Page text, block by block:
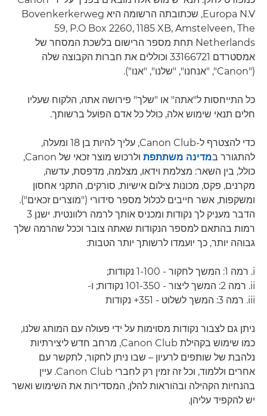
Europa N.V, שכתובתה הרשומה היא Bovenkerkerweg
59, P.O Box 2260, 1185 XB, Amstelveen, The
Netherlands תחת מספר הרישום בלשכת המסחר של
אמסטרדם 33166721 וכוללים את חברות הקבוצה שלה
("Canon", "אנחנו", "שלנו", "אנו").
כל התייחסות ל"אתה" או "שלך" פירושה אתה, הלקוח שעליו
חלים תנאי שימוש אלה, כולל כל אדם הפועל ברשותך.
כדי להצטרף ל-Canon Club, עליך להיות בן 18 ומעלה,
להתגורר במדינה משתתפת
ולרכוש מוצר זכאי של Canon,
כולל, בין השאר: מצלמת וידאו, מצלמה, מדפסת, עדשה,
מקרנים, פקס, מכונות צילום אישיות, סורקים, התקני אחסון
ומשקפות, אשר חייבים לכלול מספר סידורי ("מוצרים זכאים").
הדבר מעניק לך נקודות ומכניס אותך לרמה רלוונטית. ישנן 3
רמות בהתאם למספר הנקודות שאתה צובר וככל שהרמה שלך
גבוהה יותר, כך יועמדו לרשותך יותר הטבות:
i. רמה 1: המשך לחקור - 1-100 נקודות;
ii. רמה 2: המשך ליצור - 101-350 נקודות; ו-
iii. רמה 3: המשך לשלוט - 351+ נקודות
ניתן גם לצבור נקודות מסוימות על ידי פעולה עם המותג שלנו,
כמו שימוש בקהילת Canon Club, מרחב חדש ליצירתיות
נלהבת של שותפים לרעיון – שבו ניתן לחקור, לתקשר עם
אחרים וללמוד, וכל זה זמין רק לחברי Canon Club. עיין
בהנחיות הקהילה ובהוראות להלן, המסדירות את השימוש ואשר
יש להקפיד עליהן.